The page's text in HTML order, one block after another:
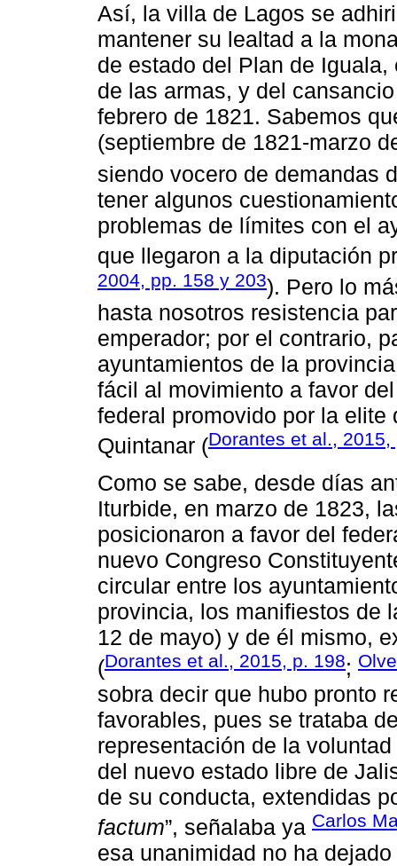
Así, la villa de Lagos se
mantener su lealtad a la
de estado del Plan de
de las armas, y del
febrero de 1821. Sabemos
(septiembre de 1821-marzo
siendo vocero de demandas
tener algunos
problemas de límites con el
que llegaron a la diputación
2004, pp. 158 y 203). Pero lo
hasta nosotros resistencia
emperador; por el contrario,
ayuntamientos de la
fácil al movimiento a favor
federal promovido por la
Quintanar (Dorantes et al., 2015,
Como se sabe, desde días
Iturbide, en marzo de 1823,
posicionaron a favor del
nuevo Congreso
circular entre los
provincia, los manifiestos de
12 de mayo) y de él mismo,
(Dorantes et al., 2015, p. 198;
sobra decir que hubo pronto
favorables, pues se trataba
representación de la
del nuevo estado libre de
de su conducta, extendidas
factum”, señalaba ya Carlos
esa unanimidad no ha